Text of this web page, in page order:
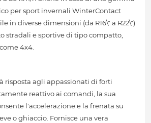
per sport invernali WinterContact
in diverse dimensioni (da R16\" a R22\")
stradali e sportive di tipo compatto,
4x4.
risposta agli appassionati di forti
reattivo ai comandi, la sua
l'accelerazione e la frenata su
o ghiaccio. Fornisce una vera